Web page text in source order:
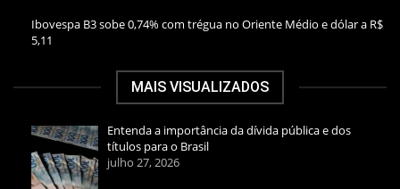
Ibovespa B3 sobe 0,74% com trégua no Oriente Médio e dólar a R$
5,11
MAIS VISUALIZADOS
Entenda a importância da dívida pública e dos
títulos para o Brasil
julho 27, 2026